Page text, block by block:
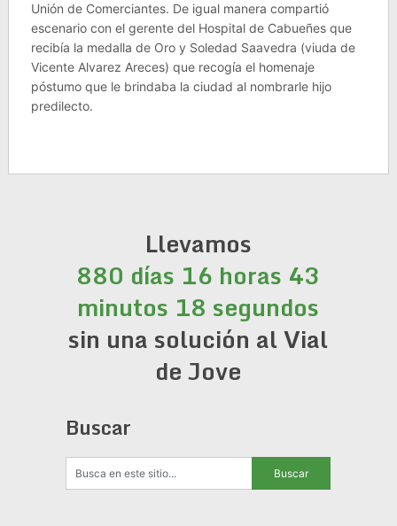
Unión de Comerciantes. De igual manera compartió
escenario con el gerente del Hospital de Cabueñes que
recibía la medalla de Oro y Soledad Saavedra (viuda de
Vicente Alvarez Areces) que recogía el homenaje
póstumo que le brindaba la ciudad al nombrarle hijo
predilecto.
Llevamos
880 días 16 horas 43
minutos 18 segundos
sin una solución al Vial
de Jove
Buscar